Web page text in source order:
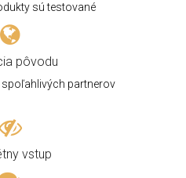
sú testované
pôvodu
spoľahlivých partnerov
vstup